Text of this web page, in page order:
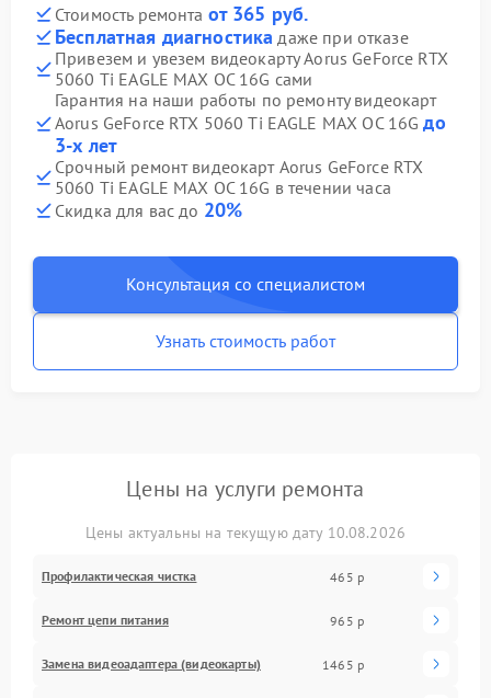
Стоимость ремонта от 365 руб.
Бесплатная диагностика даже при отказе
Привезем и увезем видеокарту Aorus GeForce RTX
5060 Ti EAGLE MAX OC 16G сами
Гарантия на наши работы по ремонту видеокарт
Aorus GeForce RTX 5060 Ti EAGLE MAX OC 16Gдо
3-х лет
Срочный ремонт видеокарт Aorus GeForce RTX
5060 Ti EAGLE MAX OC 16G в течении часа
Скидка для вас до 20%
Консультация со специалистом
Узнать стоимость работ
Цены на услуги ремонта
Цены актуальны на текущую дату 10.08.2026
Профилактическая чистка 465 р
Ремонт цепи питания 965 р
Замена видеоадаптера (видеокарты) 1465 р